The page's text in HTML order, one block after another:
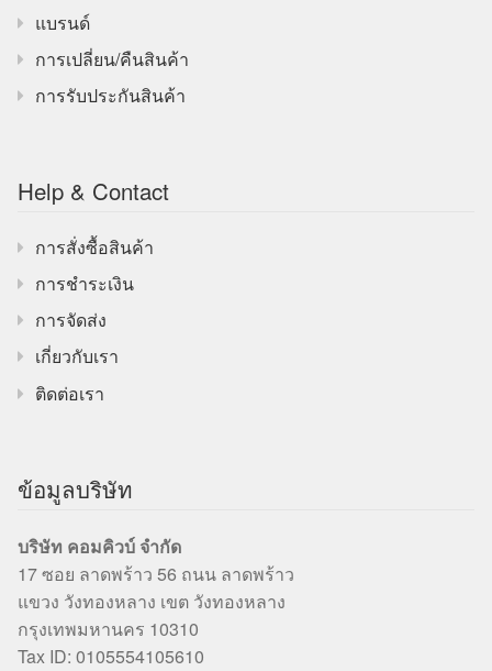
แบรนด์
การเปลี่ยน/คืนสินค้า
การรับประกันสินค้า
Help & Contact
การสั่งซื้อสินค้า
การชำระเงิน
การจัดส่ง
เกี่ยวกับเรา
ติดต่อเรา
ข้อมูลบริษัท
บริษัท คอมคิวบ์ จำกัด
17 ซอย ลาดพร้าว 56 ถนน ลาดพร้าว
แขวง วังทองหลาง เขต วังทองหลาง
กรุงเทพมหานคร 10310
Tax ID: 0105554105610